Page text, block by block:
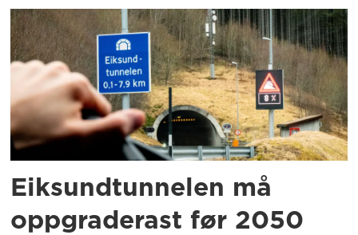
Eiksundtunnelen må
oppgraderast før 2050